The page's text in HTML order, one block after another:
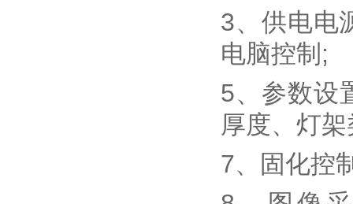
3、供电电
电脑控制;
5、参数设
厚度、灯
7、固化控